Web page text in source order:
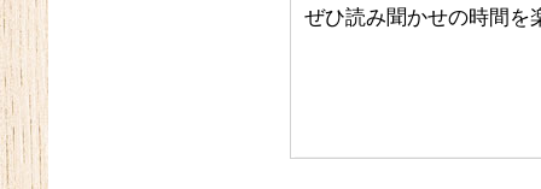
ぜひ読み聞かせの時間を